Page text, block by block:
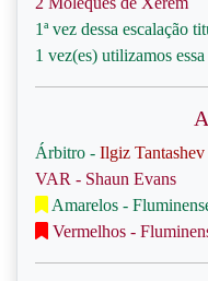
1ª vez dessa escalação
1 vez(es) utilizamos essa
Árbitro - Ilgiz
VAR - Shaun Evans
Amarelos -
Vermelhos -